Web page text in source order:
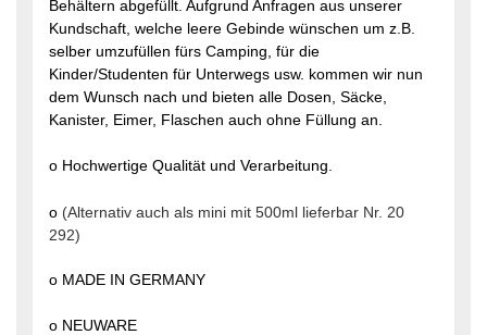
Behältern abgefüllt. Aufgrund Anfragen aus unserer
Kundschaft, welche leere Gebinde wünschen um z.B.
selber umzufüllen fürs Camping, für die
Kinder/Studenten für Unterwegs usw. kommen wir nun
dem Wunsch nach und bieten alle Dosen, Säcke,
Kanister, Eimer, Flaschen auch ohne Füllung an.
o Hochwertige Qualität und Verarbeitung.
o (Alternativ auch als mini mit 500ml lieferbar Nr. 20
292)
o MADE IN GERMANY
o NEUWARE